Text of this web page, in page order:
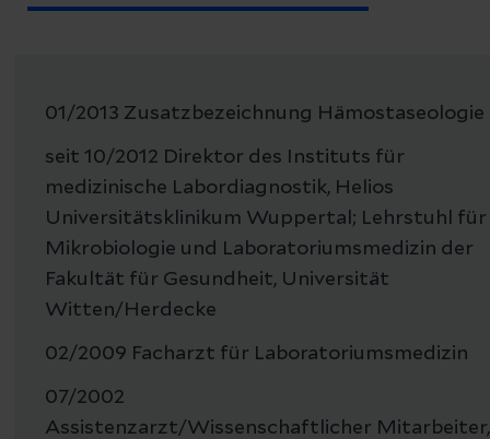
01/2013 Zusatzbezeichnung Hämostaseologie
seit 10/2012 Direktor des Instituts für
medizinische Labordiagnostik, Helios
Universitätsklinikum Wuppertal; Lehrstuhl für
Mikrobiologie und Laboratoriumsmedizin der
Fakultät für Gesundheit, Universität
Witten/Herdecke
02/2009 Facharzt für Laboratoriumsmedizin
07/2002
Assistenzarzt/Wissenschaftlicher Mitarbeiter,